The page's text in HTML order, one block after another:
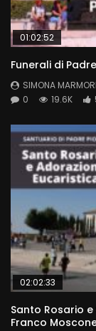
01:02:52
Funerali di
SIMONA
0
19.6K
02:02:33
Santo Rosario
Franco